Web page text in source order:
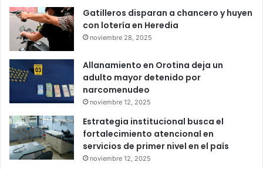
Gatilleros disparan a chancero y huyen
con lotería en Heredia
noviembre 28, 2025
Allanamiento en Orotina deja un
adulto mayor detenido por
narcomenudeo
noviembre 12, 2025
Estrategia institucional busca el
fortalecimiento atencional en
servicios de primer nivel en el país
noviembre 12, 2025